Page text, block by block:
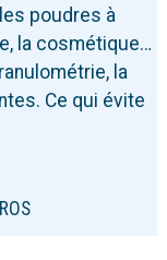
poudres à
la cosmétique…
la
Ce qui évite